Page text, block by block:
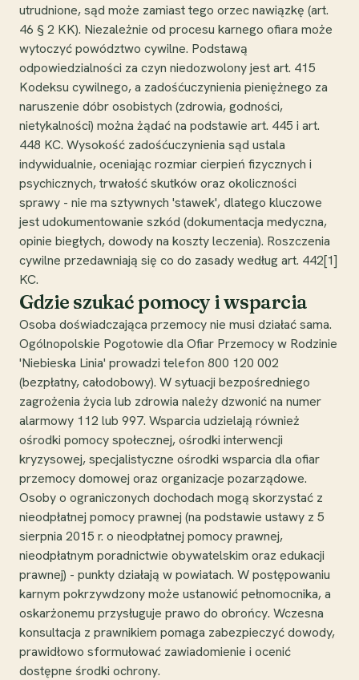
utrudnione, sąd może zamiast tego orzec nawiązkę (art.
46 § 2 KK). Niezależnie od procesu karnego ofiara może
wytoczyć powództwo cywilne. Podstawą
odpowiedzialności za czyn niedozwolony jest art. 415
Kodeksu cywilnego, a zadośćuczynienia pieniężnego za
naruszenie dóbr osobistych (zdrowia, godności,
nietykalności) można żądać na podstawie art. 445 i art.
448 KC. Wysokość zadośćuczynienia sąd ustala
indywidualnie, oceniając rozmiar cierpień fizycznych i
psychicznych, trwałość skutków oraz okoliczności
sprawy - nie ma sztywnych 'stawek', dlatego kluczowe
jest udokumentowanie szkód (dokumentacja medyczna,
opinie biegłych, dowody na koszty leczenia). Roszczenia
cywilne przedawniają się co do zasady według art. 442[1]
KC.
Gdzie szukać pomocy i wsparcia
Osoba doświadczająca przemocy nie musi działać sama.
Ogólnopolskie Pogotowie dla Ofiar Przemocy w Rodzinie
'Niebieska Linia' prowadzi telefon 800 120 002
(bezpłatny, całodobowy). W sytuacji bezpośredniego
zagrożenia życia lub zdrowia należy dzwonić na numer
alarmowy 112 lub 997. Wsparcia udzielają również
ośrodki pomocy społecznej, ośrodki interwencji
kryzysowej, specjalistyczne ośrodki wsparcia dla ofiar
przemocy domowej oraz organizacje pozarządowe.
Osoby o ograniczonych dochodach mogą skorzystać z
nieodpłatnej pomocy prawnej (na podstawie ustawy z 5
sierpnia 2015 r. o nieodpłatnej pomocy prawnej,
nieodpłatnym poradnictwie obywatelskim oraz edukacji
prawnej) - punkty działają w powiatach. W postępowaniu
karnym pokrzywdzony może ustanowić pełnomocnika, a
oskarżonemu przysługuje prawo do obrońcy. Wczesna
konsultacja z prawnikiem pomaga zabezpieczyć dowody,
prawidłowo sformułować zawiadomienie i ocenić
dostępne środki ochrony.